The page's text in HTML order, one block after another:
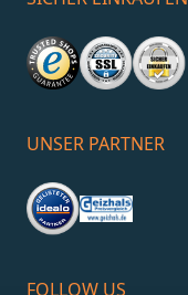
UNSER PARTNER
FOLLOW US